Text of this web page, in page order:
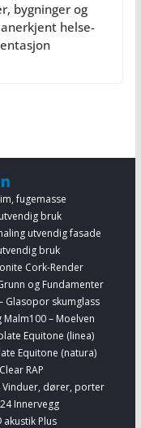
bygninger og
helse-
fugemasse
bruk
utvendig fasade
bruk
Cork-Render
og Fundamenter
Glasopor skumglass
Malm100 – Moelven
Equitone (linea)
Equitone (natura)
RAP
Vinduer, dører, porter
24 Innervegg
Plus